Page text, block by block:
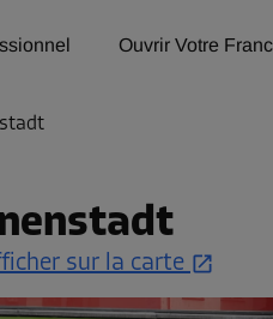
Ouvrir Votre
sur la carte